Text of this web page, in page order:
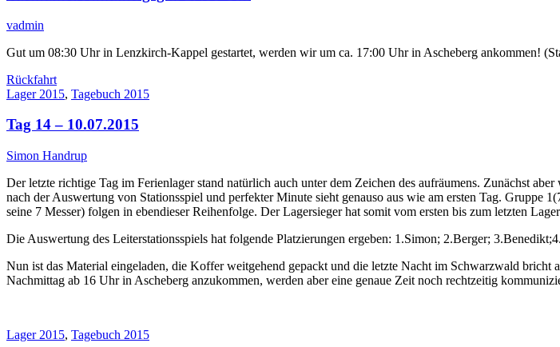
vadmin
Gut um 08:30 Uhr in Lenzkirch-Kappel gestartet, werden wir um ca. 17:00 Uhr in Ascheberg ankommen!
Rückfahrt
Lager 2015, Tagebuch 2015
Tag 14 – 10.07.2015
Simon Handrup
Der letzte richtige Tag im Ferienlager stand natürlich auch unter dem Zeichen des aufräumens. Zunächst
nach der Auswertung von Stationsspiel und perfekter Minute sieht genauso aus wie am ersten Tag.
seine 7 Messer) folgen in ebendieser Reihenfolge. Der Lagersieger hat somit vom ersten bis zum letzten
Die Auswertung des Leiterstationsspiels hat folgende Platzierungen ergeben: 1.Simon; 2.Berger;
Nun ist das Material eingeladen, die Koffer weitgehend gepackt und die letzte Nacht im Schwarzwald
Nachmittag ab 16 Uhr in Ascheberg anzukommen, werden aber eine genaue Zeit noch rechtzeitig
Lager 2015, Tagebuch 2015